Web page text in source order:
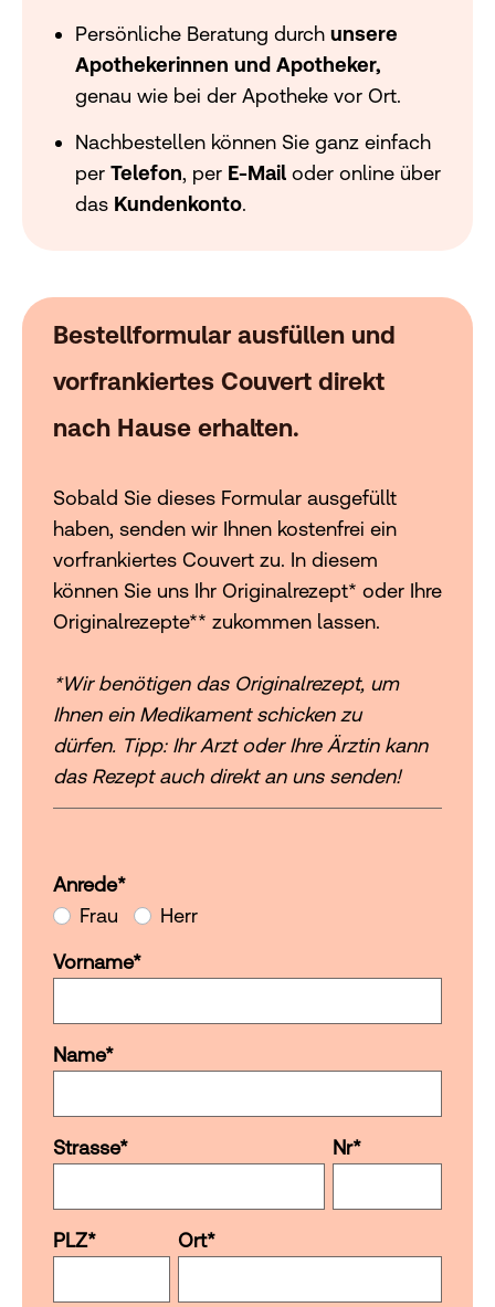
Persönliche Beratung durch unsere
Apothekerinnen und Apotheker,
genau wie bei der Apotheke vor Ort.
Nachbestellen können Sie ganz einfach
per Telefon, per E-Mail oder online über
das Kundenkonto.
Bestellformular ausfüllen und
vorfrankiertes Couvert direkt
nach Hause erhalten.
Sobald Sie dieses Formular ausgefüllt
haben, senden wir Ihnen kostenfrei ein
vorfrankiertes Couvert zu. In diesem
können Sie uns Ihr Originalrezept* oder Ihre
Originalrezepte** zukommen lassen.
*Wir benötigen das Originalrezept, um
Ihnen ein Medikament schicken zu
dürfen. Tipp: Ihr Arzt oder Ihre Ärztin kann
das Rezept auch direkt an uns senden!
Anrede
Anrede*
Frau
Herr
Vorname*
Name*
Strasse* Nr*
PLZ* Ort*